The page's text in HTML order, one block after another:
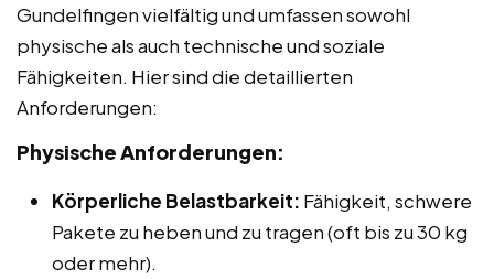
Gundelfingen vielfältig und umfassen sowohl
physische als auch technische und soziale
Fähigkeiten. Hier sind die detaillierten
Anforderungen:
Physische Anforderungen:
Körperliche Belastbarkeit: Fähigkeit, schwere
Pakete zu heben und zu tragen (oft bis zu 30 kg
oder mehr).